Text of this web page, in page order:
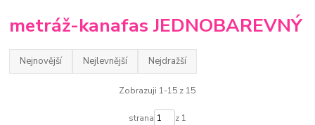
metráž-kanafas JEDNOBAREVNÝ
Nejnovější Nejlevnější Nejdražší
Zobrazuji 1-15 z 15
strana z 1